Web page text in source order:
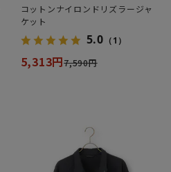
コットンナイロンドリズラージャ
ケット
5.0 （1）
5,313円7,590円